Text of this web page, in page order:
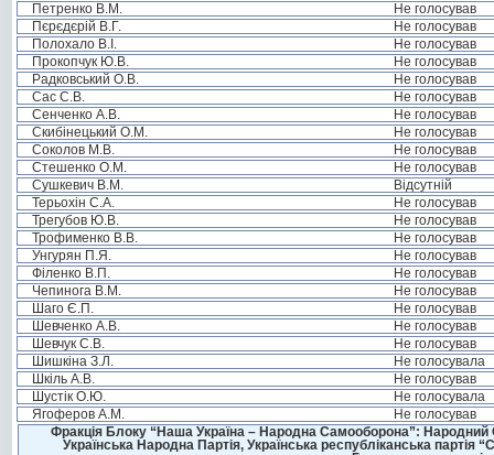
Петренко В.М.
Не голосував
Пєрєдєрій В.Г.
Не голосував
Полохало В.І.
Не голосував
Прокопчук Ю.В.
Не голосував
Радковський О.В.
Не голосував
Сас С.В.
Не голосував
Сенченко А.В.
Не голосував
Скибінецький О.М.
Не голосував
Соколов М.В.
Не голосував
Стешенко О.М.
Не голосував
Сушкевич В.М.
Відсутній
Терьохін С.А.
Не голосував
Трегубов Ю.В.
Не голосував
Трофименко В.В.
Не голосував
Унгурян П.Я.
Не голосував
Філенко В.П.
Не голосував
Чепинога В.М.
Не голосував
Шаго Є.П.
Не голосував
Шевченко А.В.
Не голосував
Шевчук С.В.
Не голосував
Шишкіна З.Л.
Не голосувала
Шкіль А.В.
Не голосував
Шустік О.Ю.
Не голосувала
Ягоферов А.М.
Не голосував
Фракція Блоку “Наша Україна – Народна Самооборона”: Народний
Українська Народна Партія, Українська республіканська